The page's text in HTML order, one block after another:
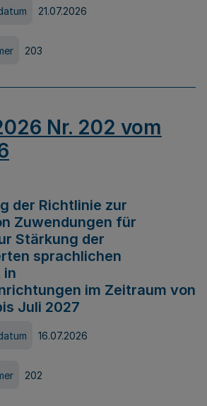
21.07.2026
203
Nr. 202 vom
der Richtlinie zur
Zuwendungen für
Stärkung der
sprachlichen
in
im Zeitraum von
Juli 2027
16.07.2026
202